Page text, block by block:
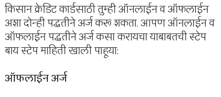
किसान क्रेडिट कार्डसाठी तुम्ही ऑनलाईन व ऑफलाईन
अशा दोन्ही पद्धतीने अर्ज करू शकता. आपण ऑनलाईन व
ऑफलाईन पद्धतीने अर्ज कसा करायचा याबाबतची स्टेप
बाय स्टेप माहिती खाली पाहूया:
ऑफलाईन अर्ज